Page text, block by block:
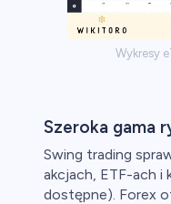
Wykresy
Szeroka gama
Swing trading
akcjach, ETF-ach i
dostępne). Forex